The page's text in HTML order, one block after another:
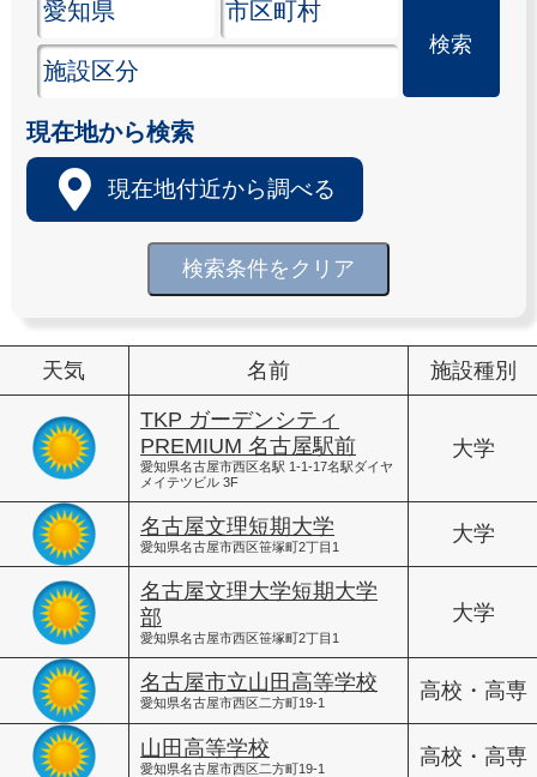
現在地から検索
現在地付近から調べる
検索条件をクリア
天気 名前 施設種別
TKP ガーデンシティ
PREMIUM 名古屋駅前
愛知県名古屋市西区名駅 1-1-17名駅ダイヤ
メイテツビル 3F
大学
名古屋文理短期大学
愛知県名古屋市西区笹塚町2丁目1
大学
名古屋文理大学短期大学
部
愛知県名古屋市西区笹塚町2丁目1
大学
名古屋市立山田高等学校
愛知県名古屋市西区二方町19-1
高校・高専
山田高等学校
愛知県名古屋市西区二方町19-1
高校・高専